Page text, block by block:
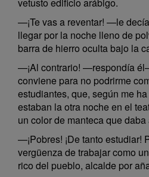
—¡Te vas a reventar! —le
llegar por la noche lleno de
barra de hierro oculta bajo la
—¡Al contrario! —respondía
conviene para no podrirme
estudiantes, que, según me
estaban la otra noche en el
un color de manteca que
—¡Pobres! ¡De tanto estudiar!
vergüenza de trabajar como
rico del pueblo, alcalde por